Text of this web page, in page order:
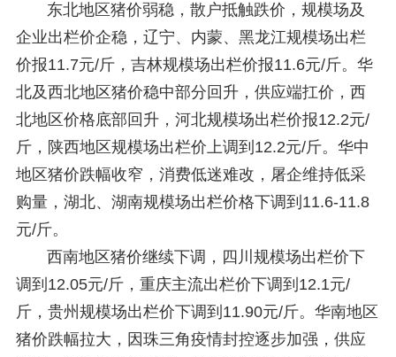
东北地区猪价弱稳，散户抵触跌价，规模场及
企业出栏价企稳，辽宁、内蒙、黑龙江规模场出栏
价报11.7元/斤，吉林规模场出栏价报11.6元/斤。华
北及西北地区猪价稳中部分回升，供应端扛价，西
北地区价格底部回升，河北规模场出栏价报12.2元/
斤，陕西地区规模场出栏价上调到12.2元/斤。华中
地区猪价跌幅收窄，消费低迷难改，屠企维持低采
购量，湖北、湖南规模场出栏价格下调到11.6-11.8
元/斤。
西南地区猪价继续下调，四川规模场出栏价下
调到12.05元/斤，重庆主流出栏价下调到12.1元/
斤，贵州规模场出栏价下调到11.90元/斤。华南地区
猪价跌幅拉大，因珠三角疫情封控逐步加强，供应